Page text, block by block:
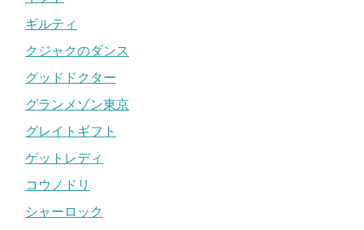
ギルティ
クジャクのダンス
グッドドクター
グランメゾン東京
グレイトギフト
ゲットレディ
コウノドリ
シャーロック